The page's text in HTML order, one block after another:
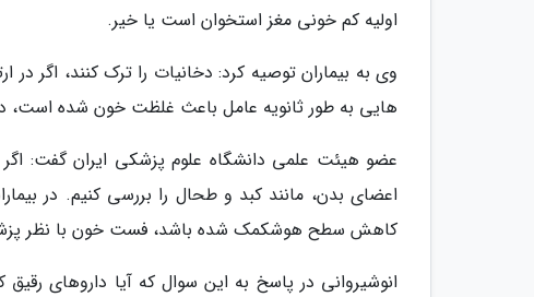
اولیه کم خونی مغز استخوان است یا خیر.
وی به بیماران توصیه کرد: دخانیات را ترک کنند، اگر
هایی به طور ثانویه عامل باعث غلظت خون شده است،
عضو هیئت علمی دانشگاه علوم پزشکی ایران گفت:
اعضای بدن، مانند کبد و طحال را بررسی کنیم. در
کاهش سطح هوشکمک شده باشد، فست خون با نظر
انوشیروانی در پاسخ به این سوال که آیا داروهای